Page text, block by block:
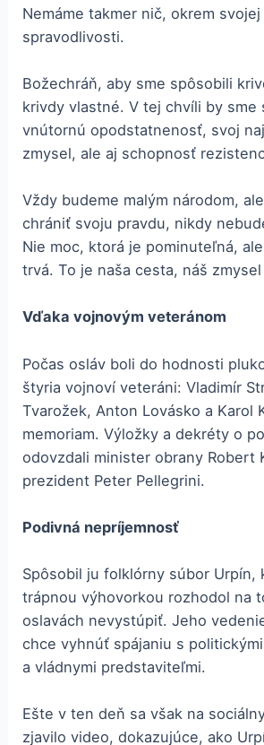
Nemáme takmer nič, okrem
spravodlivosti.
Božechráň, aby sme spôsobili
krivdy vlastné. V tej chvíli by sme
vnútornú opodstatnenosť, svoj
zmysel, ale aj schopnosť
Vždy budeme malým národom,
chrániť svoju pravdu, nikdy
Nie moc, ktorá je pominuteľná,
trvá. To je naša cesta, náš zmysel
Vďaka vojnovým veteránom
Počas osláv boli do hodnosti
štyria vojnoví veteráni: Vladimír
Tvarožek, Anton Lovásko a Karol
memoriam. Výložky a dekréty o
odovzdali minister obrany Robert
prezident Peter Pellegrini.
Podivná nepríjemnosť
Spôsobil ju folklórny súbor Urpín,
trápnou výhovorkou rozhodol na
oslavách nevystúpiť. Jeho
chce vyhnúť spájaniu s
a vládnymi predstaviteľmi.
Ešte v ten deň sa však na
zjavilo video, dokazujúce, ako